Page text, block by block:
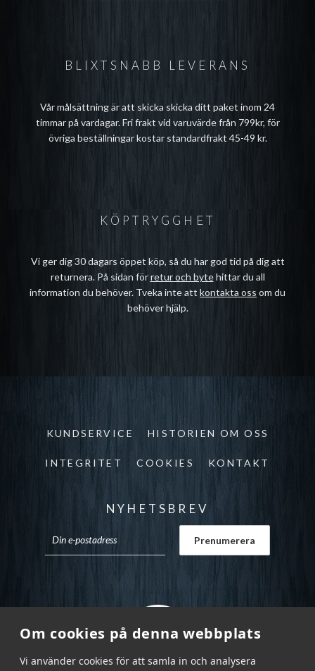
Om cookies på denna webbplats
Vi använder cookies för att samla in och analysera
BLIXTSNABB LEVERANS
Vår målsättning är att skicka skicka ditt paket inom 24
timmar på vardagar. Fri frakt vid varuvärde från 799kr, för
övriga beställningar kostar standardfrakt 45-49 kr.
KÖPTRYGGHET
Vi ger dig 30 dagars öppet köp, så du har god tid på dig att
returnera. På sidan förretur och bytehittar du all
information du behöver. Tveka inte att kontakta oss om du
behöver hjälp.
KUNDSERVICE HISTORIEN OM OSS
INTEGRITET COOKIES KONTAKT
NYHETSBREV